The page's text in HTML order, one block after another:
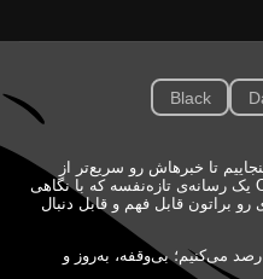
Black
تا خبرهاش رو سریع‌تر از
همیشه به گوش شما برسونیم. CoreTech یک رسانه‌ی تازه‌نفسه که با نگاهی
رو براتون قابل فهم و قابل دنبال
می‌کنیم؛ بی‌وقفه، به‌روز و